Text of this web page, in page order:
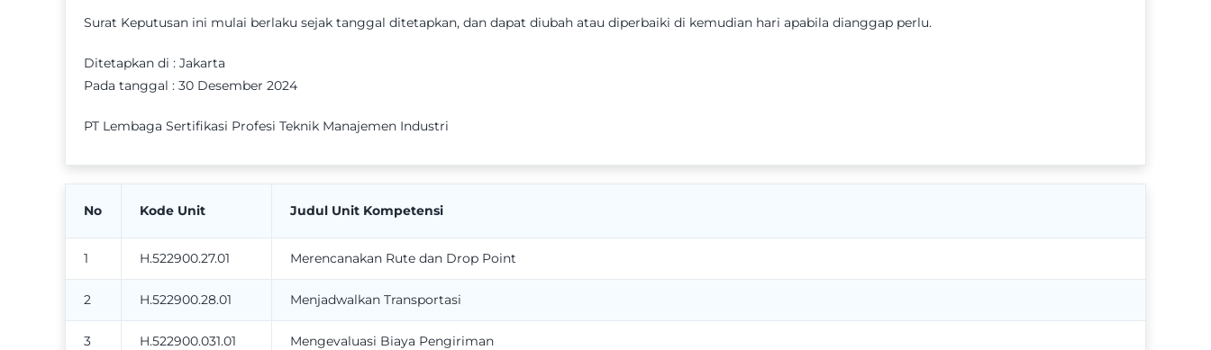
Surat Keputusan ini mulai berlaku sejak tanggal ditetapkan, dan dapat diubah atau diperbaiki di kemudian hari apabila dianggap perlu.
Ditetapkan di : Jakarta
Pada tanggal : 30 Desember 2024
PT Lembaga Sertifikasi Profesi Teknik Manajemen Industri
No Kode Unit Judul Unit Kompetensi
1 H.522900.27.01 Merencanakan Rute dan Drop Point
2 H.522900.28.01 Menjadwalkan Transportasi
3 H.522900.031.01 Mengevaluasi Biaya Pengiriman